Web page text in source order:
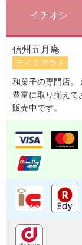
イチオシ
信州五月庵
テイクアウト
和菓子の専門店。
豊富に取り揃えて
販売中です。